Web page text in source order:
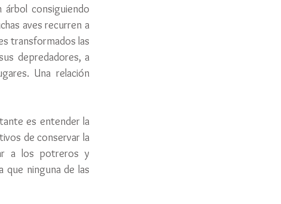
consiguiendo
aves recurren a
transformados las
depredadores, a
Una relación
es entender la
de conservar la
a los potreros y
que ninguna de las